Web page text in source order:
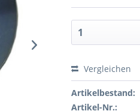
Vergleichen
Artikelbestand:
Artikel-Nr.: